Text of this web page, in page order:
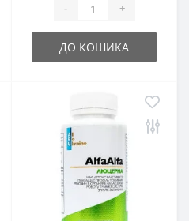
- +
ДО КОШИКА